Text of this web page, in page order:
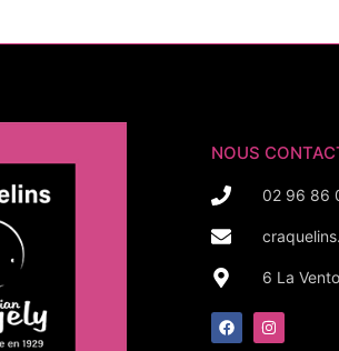
NOUS
02 96 86
6 La